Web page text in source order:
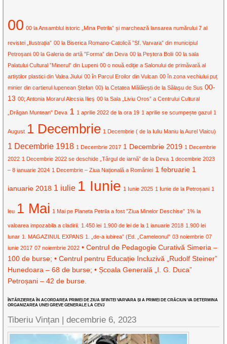
00 00 la Ansamblul istoric „Mina Petrila” și marchează lansarea numărului 7 al
revistei „Ilustrația” 00 la Biserica Romano-Catolică ”Sf. Varvara” din municipiul
Petroșani 00 la Galeria de artă ”Forma” din Deva 00 la Peștera Bolii 00 la sala
Palatului Cultural ”Minerul” din Lupeni 00 o nouă ediție a Salonului de primăvară al
artiștilor plastici din Valea Jiului 00 în Parcul Eroilor din Vulcan 00 în zona vechiului puț
minier din cartierul lupenean Ștefan 00) la Cetatea Mălăiești de la Sălașu de Sus 00-
13 00; Antonia Morarul Alecsia Ilieș 00 la Sala „Liviu Oros” a Centrului Cultural
„Drăgan Muntean” Deva 1 1 aprilie 2022 de la ora 19 1 aprilie se scumpește gazul 1
August 1 Decembrie 1 Decembrie ( de la Iuliu Maniu la Aurel Vlaicu)
1 Decembrie 1918 1 Decembrie 2017 1 Decembrie 2019 1 Decembrie
2022 1 Decembrie 2022 se deschide „Târgul de iarnă” de la Deva 1 decembrie 2023
– 8 ianuarie 2024 1 Decembrie – Ziua Națională a României 1 februarie 1
ianuarie 2018 1 iulie 1 Iunie 1 Iunie 2025 1 Iunie de la Petroșani 1
leu 1 Mai 1 Mai pe Planeta Petrila a fost ”Ziua Minelor Deschise” 1% la
valoarea impozabila a cladirii. 1.450 lei 1.900 de lei de la 1 ianuarie 2018 1.900 lei
lunar 1. MAGAZINUL EXPANS 1. „de-a iubirea” (Ed. „Cameleonul” 03 noiembrie 07
iunie 2017 07 noiembrie 2022 • Centrul de Pedagogie Curativă Simeria –
100 de burse; • Centrul pentru Educație Incluzivă „Rudolf Steiner”
Hunedoara – 68 de burse; • Școala Generală „I. G. Duca”
Petroșani – 42 de burse.
ÎNTÂRZIEREA ÎN ACORDAREA PRIMEI DE ZIUA SFINTEI VARVARA ȘI A PRIMEI DE CRĂCIUN VA DETERMINA
ORGANIZAREA UNEI GREVE GENERALE LA CEVJ
Tiberiu Vințan |decembrie 6, 2023